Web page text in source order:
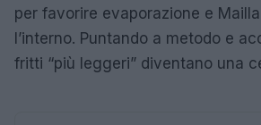
per favorire evaporazione e
l’interno. Puntando a metodo e
fritti “più leggeri” diventano una